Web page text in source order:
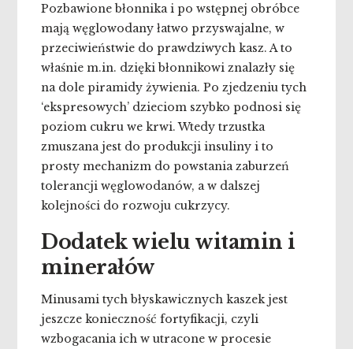
Pozbawione błonnika i po wstępnej obróbce
mają węglowodany łatwo przyswajalne, w
przeciwieństwie do prawdziwych kasz. A to
właśnie m.in. dzięki błonnikowi znalazły się
na dole piramidy żywienia. Po zjedzeniu tych
‘ekspresowych’ dzieciom szybko podnosi się
poziom cukru we krwi. Wtedy trzustka
zmuszana jest do produkcji insuliny i to
prosty mechanizm do powstania zaburzeń
tolerancji węglowodanów, a w dalszej
kolejności do rozwoju cukrzycy.
Dodatek wielu witamin i
minerałów
Minusami tych błyskawicznych kaszek jest
jeszcze konieczność fortyfikacji, czyli
wzbogacania ich w utracone w procesie